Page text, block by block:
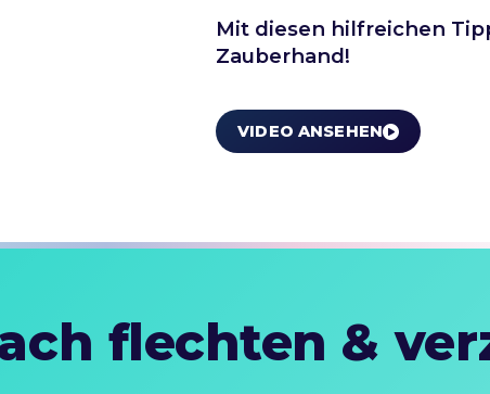
Mit diesen hilfreichen
Zauberhand!
VIDEO ANSEHEN
flechten &